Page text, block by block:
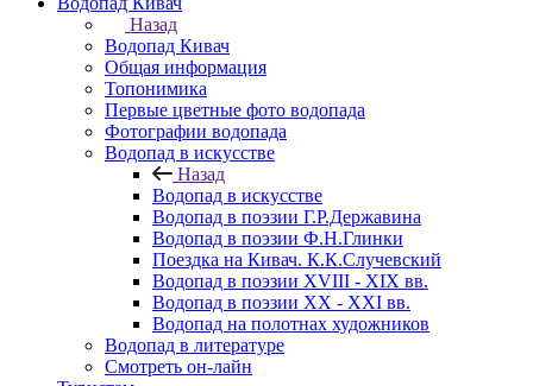
Назад
Водопад Кивач
Общая информация
Топонимика
Первые цветные фото водопада
Фотографии водопада
Водопад в искусстве
Назад
Водопад в искусстве
Водопад в поэзии Г.Р.Державина
Водопад в поэзии Ф.Н.Глинки
Поездка на Кивач. К.К.Случевский
Водопад в поэзии XVIII - XIX вв.
Водопад в поэзии XX - XXI вв.
Водопад на полотнах художников
Водопад в литературе
Смотреть он-лайн